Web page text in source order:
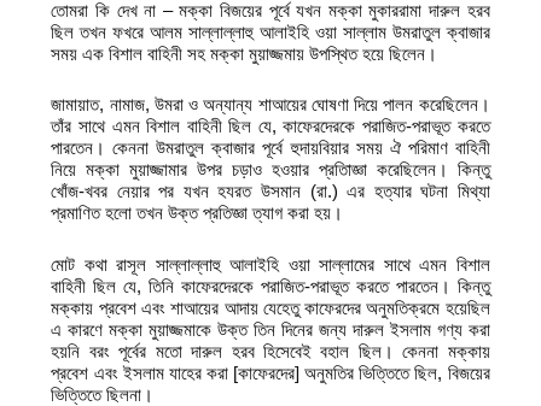
তোমরা কি দেখ না – মক্কা বিজয়ের পূর্বে যখন মক্কা মুকাররামা দারুল হরব
ছিল তখন ফখরে আলম সাল্লাল্লাহু আলাইহি ওয়া সাল্লাম উমরাতুল ক্বাজার
সময় এক বিশাল বাহিনী সহ মক্কা মুয়াজ্জমায় উপস্থিত হয়ে ছিলেন।
জামায়াত, নামাজ, উমরা ও অন্যান্য শাআয়ের ঘোষণা দিয়ে পালন করেছিলেন।
তাঁর সাথে এমন বিশাল বাহিনী ছিল যে, কাফেরদেরকে পরাজিত-পরাভূত করতে
পারতেন। কেননা উমরাতুল ক্বাজার পূর্বে হুদায়বিয়ার সময় ঐ পরিমাণ বাহিনী
নিয়ে মক্কা মুয়াজ্জামার উপর চড়াও হওয়ার প্রতিাজ্ঞা করেছিলেন। কিন্তু
খোঁজ-খবর নেয়ার পর যখন হযরত উসমান (রা.) এর হত্যার ঘটনা মিথ্যা
প্রমাণিত হলো তখন উক্ত প্রতিজ্ঞা ত্যাগ করা হয়।
মোট কথা রাসূল সাল্লাল্লাহু আলাইহি ওয়া সাল্লামের সাথে এমন বিশাল
বাহিনী ছিল যে, তিনি কাফেরদেরকে পরাজিত-পরাভূত করতে পারতেন। কিন্তু
মক্কায় প্রবেশ এবং শাআয়ের আদায় যেহেতু কাফেরদের অনুমতিক্রমে হয়েছিল
এ কারণে মক্কা মুয়াজ্জমাকে উক্ত তিন দিনের জন্য দারুল ইসলাম গণ্য করা
হয়নি বরং পূর্বের মতো দারুল হরব হিসেবেই বহাল ছিল। কেননা মক্কায়
প্রবেশ এবং ইসলাম যাহের করা [কাফেরদের] অনুমতির ভিত্তিতে ছিল, বিজয়ের
ভিত্তিতে ছিলনা।